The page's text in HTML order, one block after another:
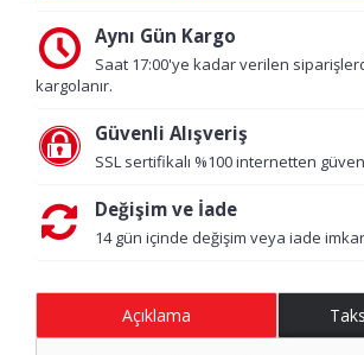
Aynı Gün Kargo
Saat 17:00'ye kadar verilen
kargolanır.
Güvenli Alışveriş
SSL sertifikalı %100 internetten
Değişim ve İade
14 gün içinde değişim veya iade
Açıklama